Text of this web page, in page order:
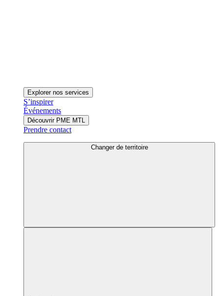
Explorer nos services
S’inspirer
Événements
Découvrir PME MTL
Prendre contact
Changer de territoire